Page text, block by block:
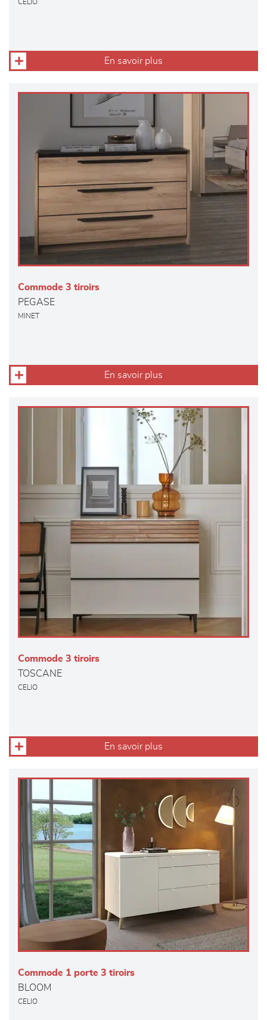
CELIO
En savoir plus
Commode 3 tiroirs
PEGASE
MINET
En savoir plus
Commode 3 tiroirs
TOSCANE
CELIO
En savoir plus
Commode 1 porte 3 tiroirs
BLOOM
CELIO